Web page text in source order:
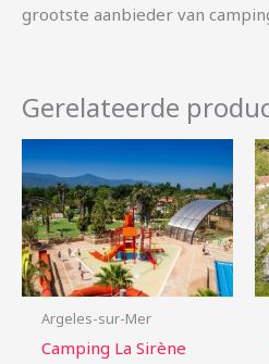
grootste aanbieder van
Gerelateerde
Argeles-sur-Mer
Camping La Sirène